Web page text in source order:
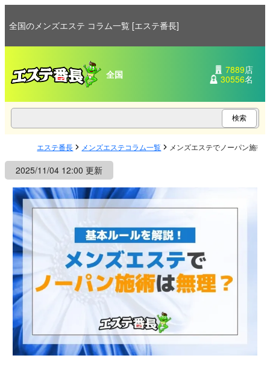
全国のメンズエステ コラム一覧 [エステ番長]
全国 7889店
30556名
エステ番長 メンズエステコラム一覧 メンズエステでノーパン施術
2025/11/04 12:00 更新